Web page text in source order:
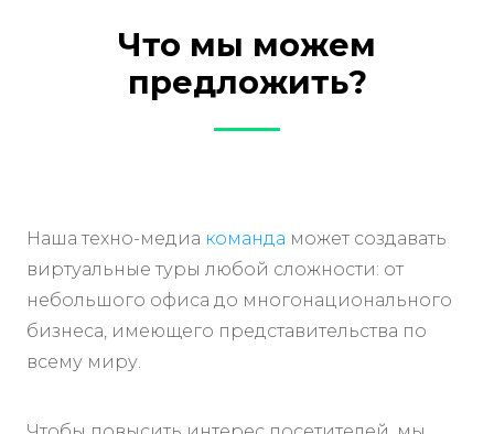
Что мы можем
предложить?
Наша техно-медиа команда может создавать
виртуальные туры любой сложности: от
небольшого офиса до многонационального
бизнеса, имеющего представительства по
всему миру.